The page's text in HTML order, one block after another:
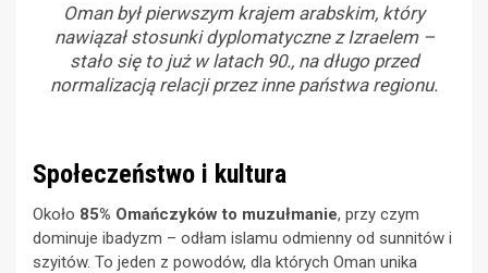
Oman był pierwszym krajem arabskim, który
nawiązał stosunki dyplomatyczne z Izraelem –
stało się to już w latach 90., na długo przed
normalizacją relacji przez inne państwa regionu.
Społeczeństwo i kultura
Około 85% Omańczyków to muzułmanie, przy czym
dominuje ibadyzm – odłam islamu odmienny od sunnitów i
szyitów. To jeden z powodów, dla których Oman unika